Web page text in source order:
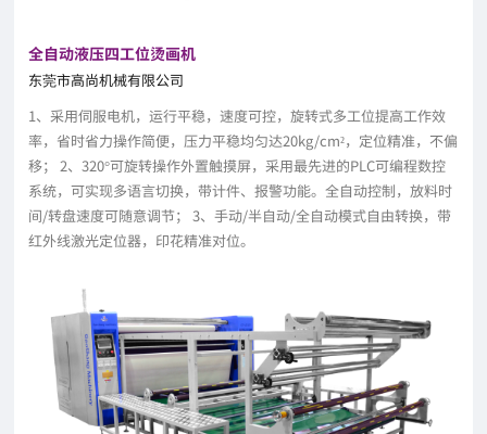
全自动液压四工位烫画机
东莞市高尚机械有限公司
1、采用伺服电机，运行平稳，速度可控，旋转式多工位提高工作效
率，省时省力操作简便，压力平稳均匀达20kg/cm²，定位精准，不偏
移； 2、320°可旋转操作外置触摸屏，采用最先进的PLC可编程数控
系统，可实现多语言切换，带计件、报警功能。全自动控制，放料时
间/转盘速度可随意调节； 3、手动/半自动/全自动模式自由转换，带
红外线激光定位器，印花精准对位。